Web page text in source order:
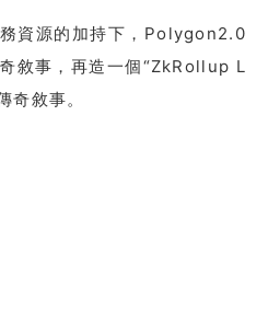
資源的加持下，Polygon2.0
敘事，再造一個“ZkRollup L
奇敘事。